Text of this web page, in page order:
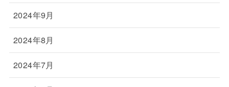
2024年9月
2024年8月
2024年7月